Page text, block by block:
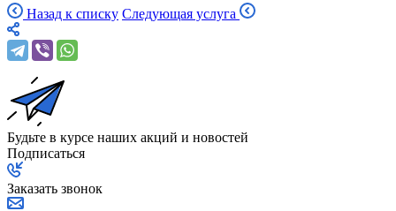
Назад к списку Следующая услуга
Будьте в курсе наших акций и новостей
Подписаться
Заказать звонок